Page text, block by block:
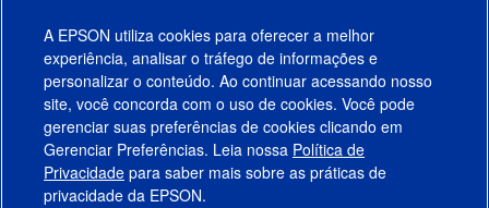
Informações de Segurança Importantes Sobre Ambientes de Uso de Projetores
Fixos ►
Produtos
Suporte
A EPSON utiliza cookies para oferecer a melhor
experiência, analisar o tráfego de informações e
personalizar o conteúdo. Ao continuar acessando nosso
site, você concorda com o uso de cookies. Você pode
gerenciar suas preferências de cookies clicando em
Gerenciar Preferências. Leia nossa Política de
Privacidade para saber mais sobre as práticas de
privacidade da EPSON.